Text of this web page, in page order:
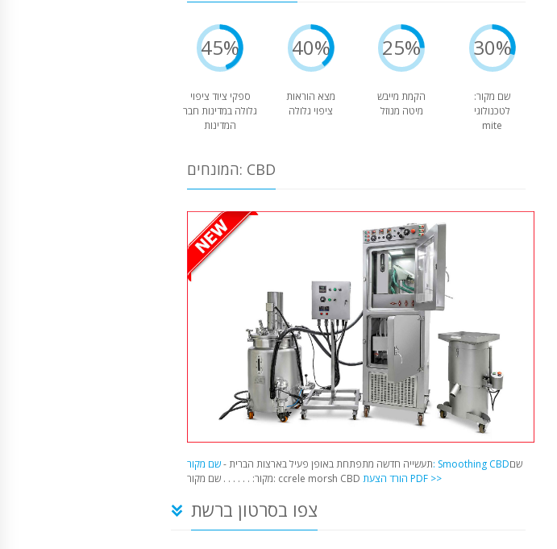
45%
ספקי ציוד ציפוי
גלולה במדינות חבר
המדינות
40%
מצא הוראות
ציפוי גלולה
25%
הקמת מייבש
מיטה מנוזל
30%
שם מקור:
לטכנולוגי
mite
המונחים: CBD
תעשייה חדשה מתפתחת באופן פעיל בארצות הברית -שם מקור: Smoothing CBDשם
מקור: . . . . . . שם מקור: ccrele morsh CBD
הורד הצעת PDF >>
צפו בסרטון ברשת